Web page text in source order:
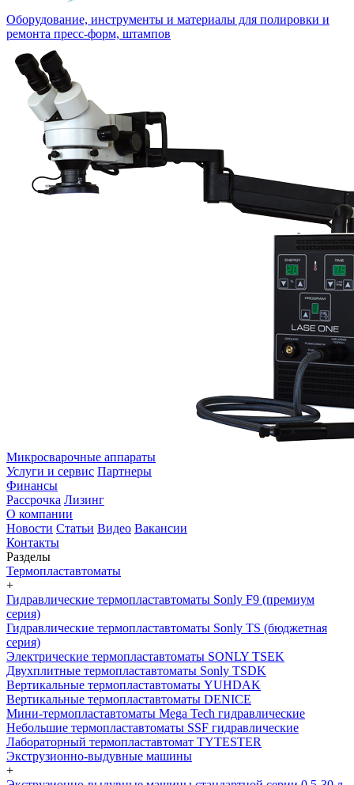
Оборудование, инструменты и материалы для полировки и
ремонта пресс-форм, штампов
Микросварочные аппараты
Услуги и сервис Партнеры
Финансы
Рассрочка Лизинг
О компании
Новости Статьи Видео Вакансии
Контакты
Разделы
Термопластавтоматы
+
Гидравлические термопластавтоматы Sonly F9 (премиум
серия)
Гидравлические термопластавтоматы Sonly TS (бюджетная
серия)
Электрические термопластавтоматы SONLY TSEK
Двухплитные термопластавтоматы Sonly TSDK
Вертикальные термопластавтоматы YUHDAK
Вертикальные термопластавтоматы DENICE
Мини-термопластавтоматы Mega Tech гидравлические
Небольшие термопластавтоматы SSF гидравлические
Лабораторный термопластавтомат TYTESTER
Экструзионно-выдувные машины
+